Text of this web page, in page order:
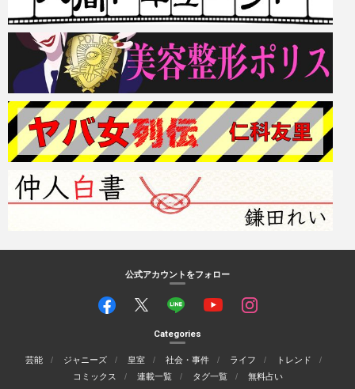
公式アカウントをフォロー
Categories
芸能 ジャニーズ 皇室 社会・事件 ライフ
トレンド
コミックス
連載一覧 タグ一覧 無料占い